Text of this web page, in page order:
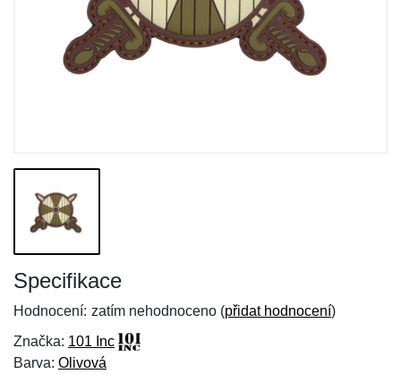
Specifikace
Hodnocení: zatím nehodnoceno (přidat hodnocení)
Značka: 101 Inc
Barva: Olivová